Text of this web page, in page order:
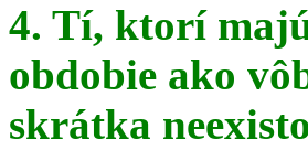
4. Tí, ktorí
obdobie ako
skrátka